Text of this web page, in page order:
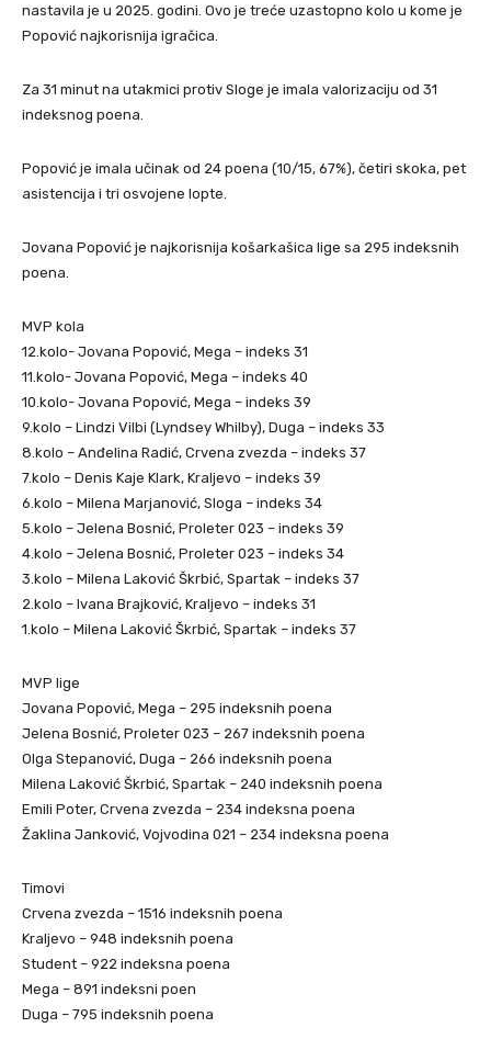
nastavila je u 2025. godini. Ovo je treće uzastopno kolo u kome je
Popović najkorisnija igračica.
Za 31 minut na utakmici protiv Sloge je imala valorizaciju od 31
indeksnog poena.
Popović je imala učinak od 24 poena (10/15, 67%), četiri skoka, pet
asistencija i tri osvojene lopte.
Jovana Popović je najkorisnija košarkašica lige sa 295 indeksnih
poena.
MVP kola
12.kolo- Jovana Popović, Mega – indeks 31
11.kolo- Jovana Popović, Mega – indeks 40
10.kolo- Jovana Popović, Mega – indeks 39
9.kolo – Lindzi Vilbi (Lyndsey Whilby), Duga – indeks 33
8.kolo – Anđelina Radić, Crvena zvezda – indeks 37
7.kolo – Denis Kaje Klark, Kraljevo – indeks 39
6.kolo – Milena Marjanović, Sloga – indeks 34
5.kolo – Jelena Bosnić, Proleter 023 – indeks 39
4.kolo – Jelena Bosnić, Proleter 023 – indeks 34
3.kolo – Milena Laković Škrbić, Spartak – indeks 37
2.kolo – Ivana Brajković, Kraljevo – indeks 31
1.kolo – Milena Laković Škrbić, Spartak – indeks 37
MVP lige
Jovana Popović, Mega – 295 indeksnih poena
Jelena Bosnić, Proleter 023 – 267 indeksnih poena
Olga Stepanović, Duga – 266 indeksnih poena
Milena Laković Škrbić, Spartak – 240 indeksnih poena
Emili Poter, Crvena zvezda – 234 indeksna poena
Žaklina Janković, Vojvodina 021 – 234 indeksna poena
Timovi
Crvena zvezda – 1516 indeksnih poena
Kraljevo – 948 indeksnih poena
Student – 922 indeksna poena
Mega – 891 indeksni poen
Duga – 795 indeksnih poena